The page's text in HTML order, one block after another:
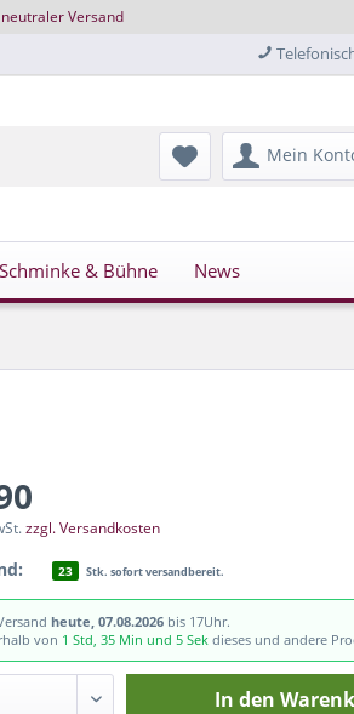
Versand
Mein
Schminke & Bühne News
zzgl. Versandkosten
23 Stk. sofort versandbereit.
heute, 07.08.2026 bis 17Uhr.
von 1 Std, 35 Min und 4 Sek dieses und andere
In den